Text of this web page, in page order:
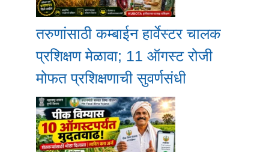
तरुणांसाठी कम्बाईन हार्वेस्टर चालक
प्रशिक्षण मेळावा; 11 ऑगस्ट रोजी
मोफत प्रशिक्षणाची सुवर्णसंधी